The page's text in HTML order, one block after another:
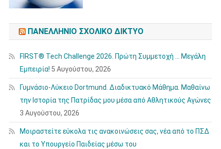
ΠΑΝΕΛΛΉΝΙΟ ΣΧΟΛΙΚΌ ΔΊΚΤΥΟ
FIRST® Tech Challenge 2026. Πρώτη Συμμετοχή … Μεγάλη
Εμπειρία! 5 Αυγούστου, 2026
Γυμνάσιο-Λύκειο Dortmund. Διαδικτυακό Μάθημα. Μαθαίνω
την Ιστορία της Πατρίδας μου μέσα από Αθλητικούς Αγώνες
3 Αυγούστου, 2026
Μοιραστείτε εύκολα τις ανακοινώσεις σας, νέα από το ΠΣΔ
και το Υπουργείο Παιδείας μέσω του